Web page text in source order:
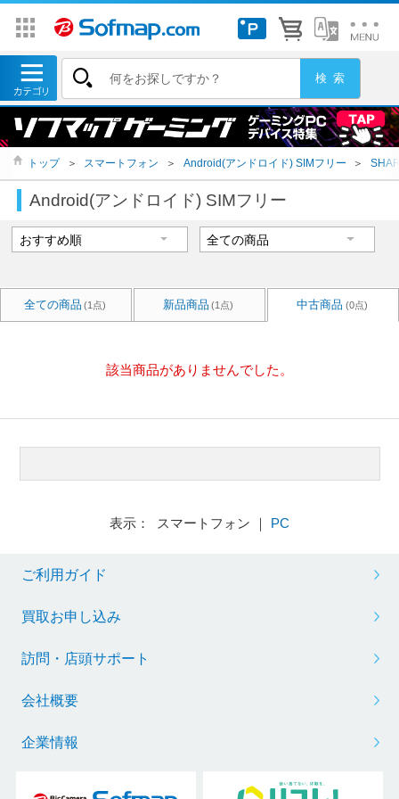
トップ ＞ スマートフォン ＞ Android(アンドロイド) SIMフリー ＞
Android(アンドロイド) SIMフリー
全ての商品 (1点) 新品商品 (1点) 中古商品 (0点)
該当商品がありませんでした。
表示： スマートフォン ｜ PC
ご利用ガイド
買取お申し込み
訪問・店頭サポート
会社概要
企業情報